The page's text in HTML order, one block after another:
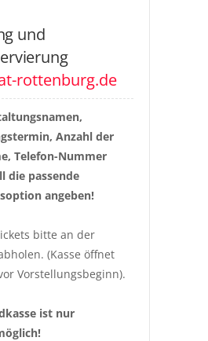
und
rottenburg.de
Anzahl der
Telefon-Nummer
die passende
angeben!
bitte an der
(Kasse öffnet
Vorstellungsbeginn).
ist nur